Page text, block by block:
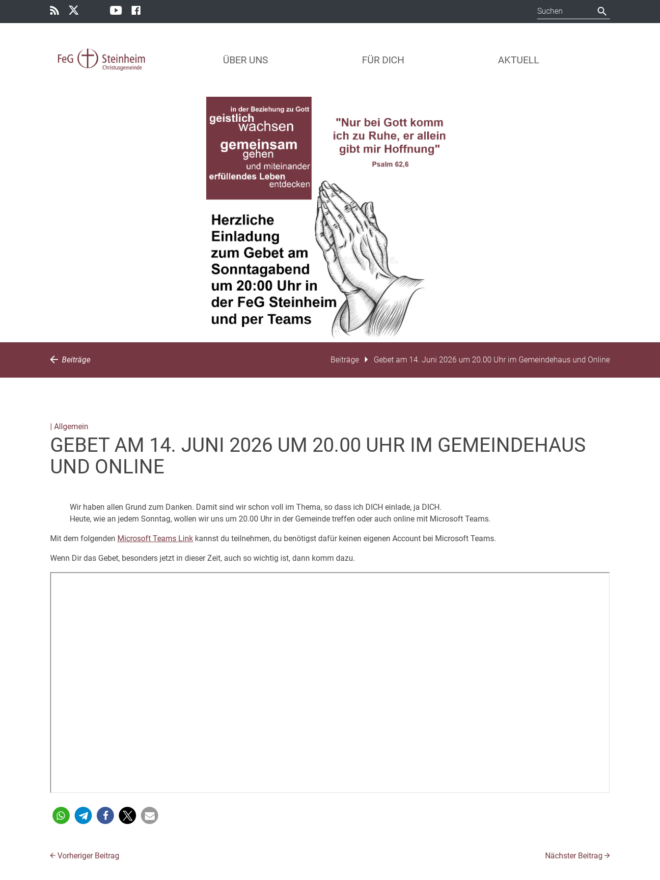
ÜBER UNS FÜR DICH AKTUELL
Beiträge Beiträge Gebet am 14. Juni 2026 um 20.00 Uhr im Gemeindehaus und Online
| Allgemein
GEBET AM 14. JUNI 2026 UM 20.00 UHR IM GEMEINDEHAUS
UND ONLINE
Wir haben allen Grund zum Danken. Damit sind wir schon voll im Thema, so dass ich DICH einlade, ja DICH.
Heute, wie an jedem Sonntag, wollen wir uns um 20.00 Uhr in der Gemeinde treffen oder auch online mit Microsoft Teams.
Mit dem folgenden Microsoft Teams Link kannst du teilnehmen, du benötigst dafür keinen eigenen Account bei Microsoft Teams.
Wenn Dir das Gebet, besonders jetzt in dieser Zeit, auch so wichtig ist, dann komm dazu.
Vorheriger Beitrag Nächster Beitrag